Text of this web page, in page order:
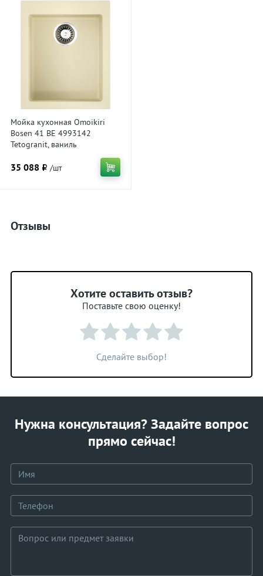
Мойка кухонная Omoikiri
Bosen 41 BE 4993142
Tetogranit, ваниль
35 088 ₽ /шт
Отзывы
Хотите оставить отзыв?
Поставьте свою оценку!
Сделайте выбор!
Нужна консультация? Задайте вопрос
прямо сейчас!